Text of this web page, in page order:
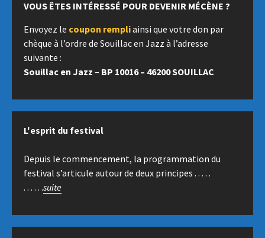
VOUS ÊTES INTÉRESSÉ POUR DEVENIR MÉCÈNE ?
Envoyez le coupon rempliainsi que votre don par
chèque à l’ordre de Souillac en Jazz à l’adresse
suivante :
Souillac en Jazz – BP 10016 – 46200 SOUILLAC
L'esprit du festival
Depuis le commencement, la programmation du
festival s’articule autour de deux principes . . . . .
. . . . . .suite